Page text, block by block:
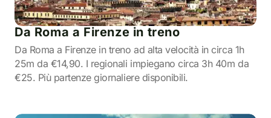
Da Roma a Firenze in treno
Da Roma a Firenze in treno ad alta velocità in circa 1h
25m da €14,90. I regionali impiegano circa 3h 40m da
€25. Più partenze giornaliere disponibili.